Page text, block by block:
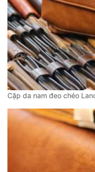
Cặp da nam đeo chéo